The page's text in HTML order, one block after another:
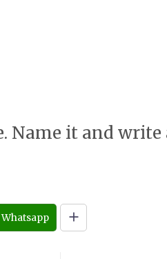
Name it and write
Whatsapp